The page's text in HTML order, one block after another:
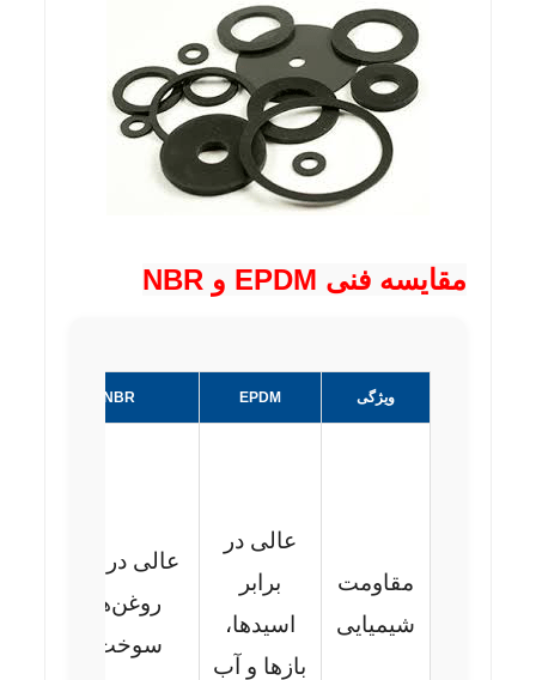
مقایسه فنی EPDM و NBR
ویژگی EPDM
NBR
مقاومت
شیمیایی
عالی در
برابر
اسیدها،
بازها و آب
عالی در برابر
روغن‌ها و
سوخت‌ها